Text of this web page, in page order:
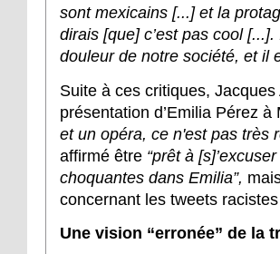
sont mexicains [...] et la
dirais [que] c’est pas cool
douleur de notre société, et il
Suite à ces critiques, Jacques
présentation d’Emilia Pérez à
et un opéra, ce n'est pas très
affirmé être “prêt à
choquantes dans Emilia”,
concernant les tweets
Une vision “erronée” de la